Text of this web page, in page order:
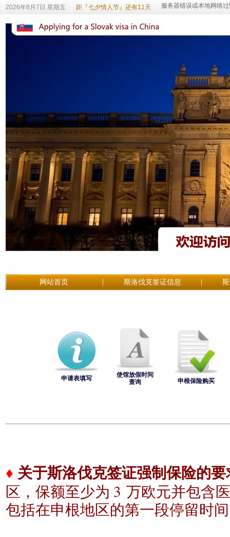
2026年8月7日 星期五 距『七夕情人节』还有11天
网站首页 斯洛伐克签证信息
申请表填写
使馆放假时间
查询
申根保险购买
♦ 关于斯洛伐克签证强制保险的要
区，保额至少为 3 万欧元并包含
包括在申根地区的第一段停留时